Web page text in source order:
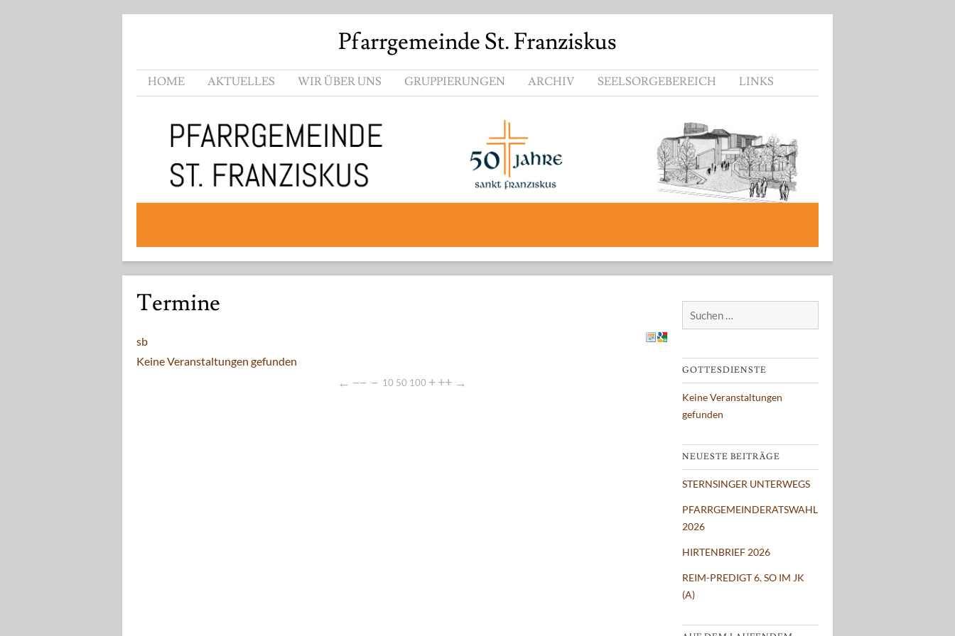
Pfarrgemeinde St. Franziskus
HOME AKTUELLES WIR ÜBER UNS GRUPPIERUNGEN ARCHIV SEELSORGEBEREICH LINKS
Termine
sb
Keine Veranstaltungen gefunden
← −− − 10 50 100 +++ →
GOTTESDIENSTE
Keine Veranstaltungen
gefunden
NEUESTE BEITRÄGE
STERNSINGER UNTERWEGS
PFARRGEMEINDERATSWAHL
2026
HIRTENBRIEF 2026
REIM-PREDIGT 6. SO IM JK
(A)